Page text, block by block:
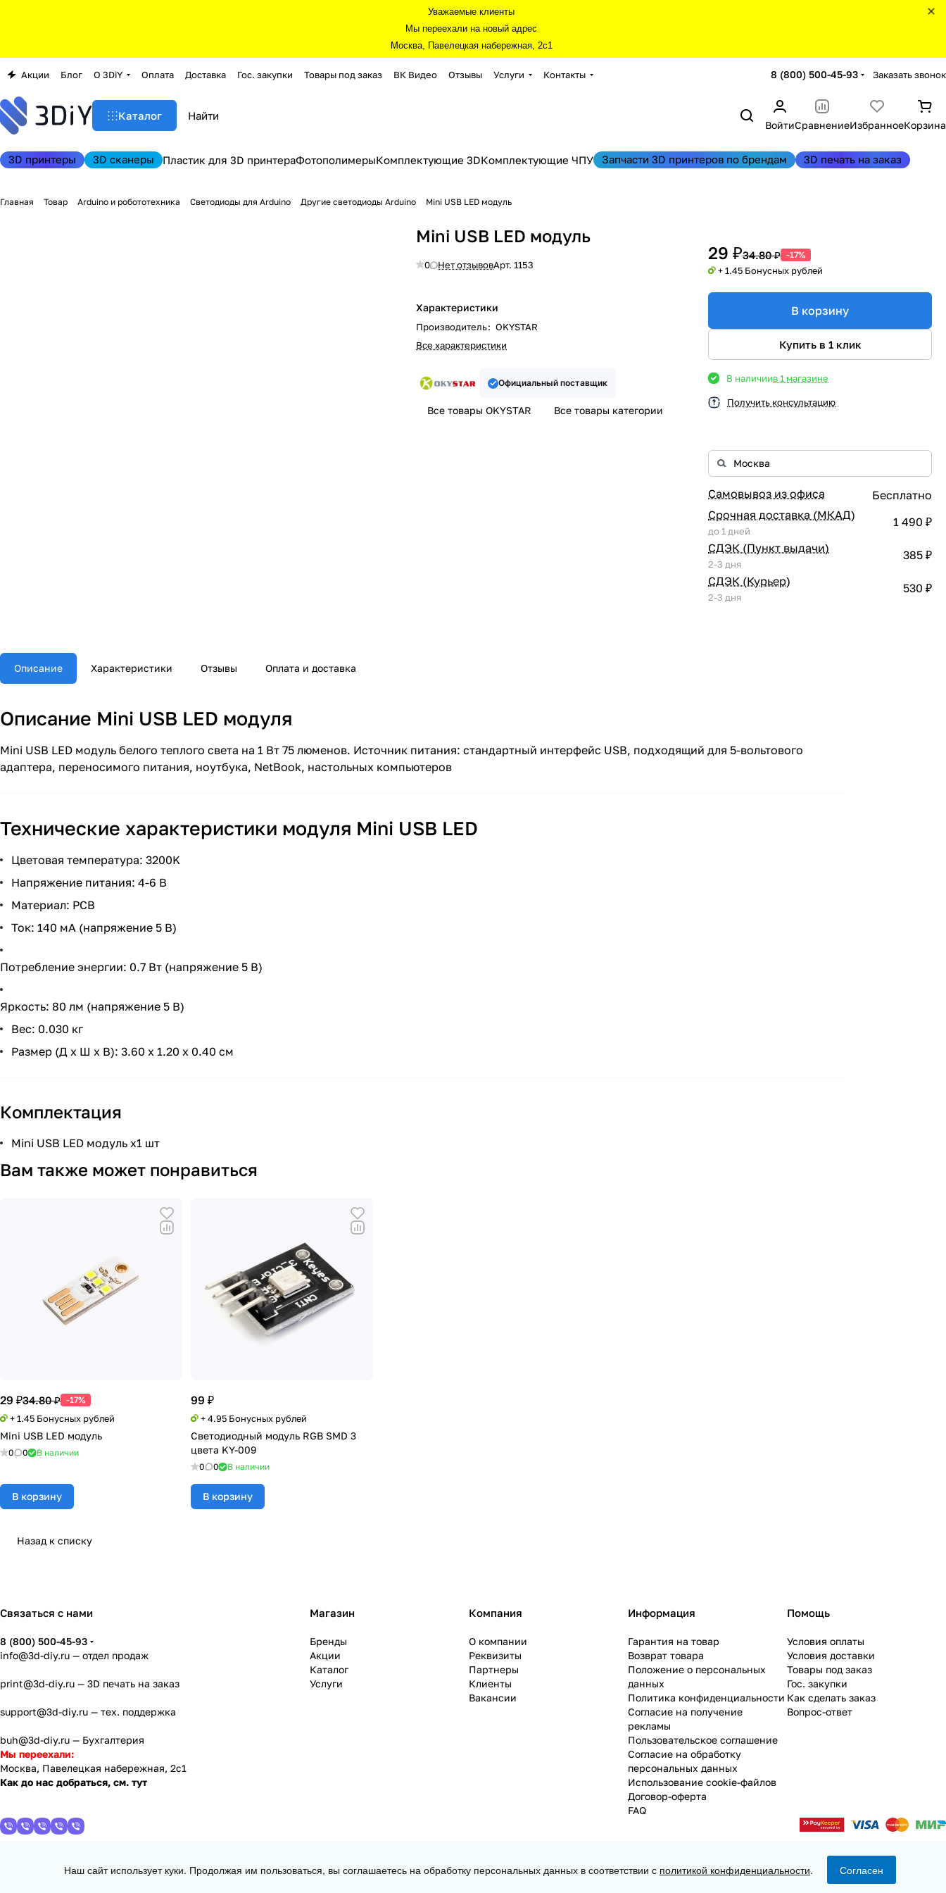
Уважаемые клиенты
Мы переехали на новый адрес
Москва, Павелецкая набережная, 2с1
Акции Блог О 3DiY Оплата Доставка Гос. закупки Товары под заказ ВК Видео Отзывы Услуги Контакты 8 (800) 500-45-93 Заказать звонок
Каталог
ВойтиСравнениеИзбранноеКорзина
3D принтеры 3D сканеры Пластик для 3D принтераФотополимерыКомплектующие 3DКомплектующие ЧПУ Запчасти 3D принтеров по брендам 3D печать на заказ
Главная Товар Arduino и робототехника Светодиоды для Arduino Другие светодиоды Arduino Mini USB LED модуль
Mini USB LED модуль
0 Нет отзывовАрт.1153
Характеристики
Производитель: OKYSTAR
Все характеристики
Официальный поставщик
Все товары OKYSTAR Все товары категории
29 ₽34.80 ₽ -17%
+ 1.45 Бонусных рублей
В корзину
Купить в 1 клик
В наличиив 1 магазине
Получить консультацию
Самовывоз из офиса
Бесплатно
Срочная доставка (МКАД)
до 1 дней
1 490 ₽
СДЭК (Пункт выдачи)
2-3 дня
385 ₽
СДЭК (Курьер)
2-3 дня
530 ₽
Описание Характеристики Отзывы Оплата и доставка
Описание Mini USB LED модуля
Mini USB LED модуль белого теплого света на 1 Вт 75 люменов. Источник питания: стандартный интерфейс USB, подходящий для 5-вольтового
адаптера, переносимого питания, ноутбука, NetBook, настольных компьютеров
Технические характеристики модуля Mini USB LED
Цветовая температура: 3200K
Напряжение питания: 4-6 В
Материал: PCB
Ток: 140 мА (напряжение 5 В)
Потребление энергии: 0.7 Вт (напряжение 5 В)
Яркость: 80 лм (напряжение 5 В)
Вес: 0.030 кг
Размер (Д x Ш x В): 3.60 x 1.20 x 0.40 см
Комплектация
Mini USB LED модуль x1 шт
Вам также может понравиться
29 ₽34.80 ₽ -17%
+ 1.45 Бонусных рублей
Mini USB LED модуль
0 0 В наличии
В корзину
99 ₽
+ 4.95 Бонусных рублей
Светодиодный модуль RGB SMD 3
цвета KY-009
0 0 В наличии
В корзину
Назад к списку
Связаться с нами
8 (800) 500-45-93
info@3d-diy.ru — отдел продаж
print@3d-diy.ru — 3D печать на заказ
support@3d-diy.ru — тех. поддержка
buh@3d-diy.ru — Бухгалтерия
Мы переехали:
Москва, Павелецкая набережная, 2с1
Как до нас добраться, см. тут
Магазин
Бренды
Акции
Каталог
Услуги
Компания
О компании
Реквизиты
Партнеры
Клиенты
Вакансии
Информация
Гарантия на товар
Возврат товара
Положение о персональных
данных
Политика конфиденциальности
Согласие на получение
рекламы
Пользовательское соглашение
Согласие на обработку
персональных данных
Использование cookie-файлов
Договор-оферта
FAQ
Помощь
Условия оплаты
Условия доставки
Товары под заказ
Гос. закупки
Как сделать заказ
Вопрос-ответ
2013 - 2026 © 3DiY (Тридиай) - интернет-магазин комплектующих для 3D принтеров, ЧПУ станков и робототехники Конфиденциальность
Наш сайт использует куки. Продолжая им пользоваться, вы соглашаетесь на обработку персональных данных в соответствии с политикой конфиденциальности. Согласен